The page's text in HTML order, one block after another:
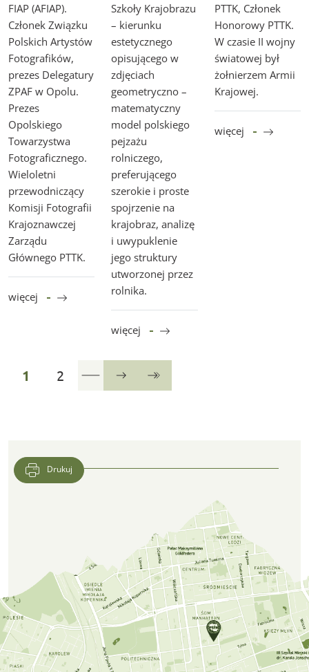
FIAP (AFIAP).
Członek Związku
Polskich Artystów
Fotografików,
prezes Delegatury
ZPAF w Opolu.
Prezes
Opolskiego
Towarzystwa
Fotograficznego.
Wieloletni
przewodniczący
Komisji Fotografii
Krajoznawczej
Zarządu
Głównego PTTK.
więcej
Szkoły Krajobrazu
– kierunku
estetycznego
opisującego w
zdjęciach
geometryczno –
matematyczny
model polskiego
pejzażu
rolniczego,
preferującego
szerokie i proste
spojrzenie na
krajobraz, analizę
i uwypuklenie
jego struktury
utworzonej przez
rolnika.
więcej
PTTK, Członek
Honorowy PTTK.
W czasie II wojny
światowej był
żołnierzem Armii
Krajowej.
więcej
strona
1 strona
2
Drukuj